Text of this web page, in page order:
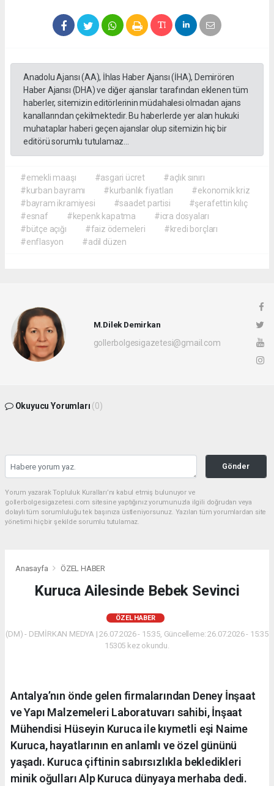
Anadolu Ajansı (AA), İhlas Haber Ajansı (İHA), Demirören
Haber Ajansı (DHA) ve diğer ajanslar tarafından eklenen tüm
haberler, sitemizin editörlerinin müdahalesi olmadan ajans
kanallarından çekilmektedir. Bu haberlerde yer alan hukuki
muhataplar haberi geçen ajanslar olup sitemizin hiç bir
editörü sorumlu tutulamaz...
#emekli maaşı #asgari ücret
#açlık sınırı
#kurban bayramı
#kurbanlık fiyatları
#ekonomik kriz
#bayram ikramiyesi
#saadet partisi
#şerafettin kılıç
#esnaf
#kepenk kapatma
#icra dosyaları
#bütçe açığı
#faiz ödemeleri
#kredi borçları
#enflasyon
#adil düzen
M.Dilek Demirkan
gollerbolgesigazetesi@gmail.com
Okuyucu Yorumları (0)
Gönder
Yorum yazarak Topluluk Kuralları’nı kabul etmiş bulunuyor ve
gollerbolgesigazetesi.com sitesine yaptığınız yorumunuzla ilgili doğrudan veya
dolaylı tüm sorumluluğu tek başınıza üstleniyorsunuz. Yazılan tüm yorumlardan site
yönetimi hiçbir şekilde sorumlu tutulamaz.
Anasayfa ÖZEL HABER
Kuruca Ailesinde Bebek Sevinci
ÖZEL HABER
(DM) - DEMİRKAN MEDYA | 26.07.2026 - 15:35, Güncelleme: 26.07.2026 - 15:35
15305 kez okundu.
Antalya’nın önde gelen firmalarından Deney İnşaat
ve Yapı Malzemeleri Laboratuvarı sahibi, İnşaat
Mühendisi Hüseyin Kuruca ile kıymetli eşi Naime
Kuruca, hayatlarının en anlamlı ve özel gününü
yaşadı. Kuruca çiftinin sabırsızlıkla bekledikleri
minik oğulları Alp Kuruca dünyaya merhaba dedi.